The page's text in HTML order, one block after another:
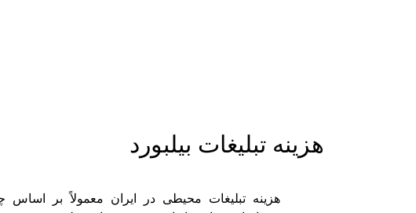
هزینه تبلیغات بیلبورد
هزینه تبلیغات محیطی در ایران معمولاً بر